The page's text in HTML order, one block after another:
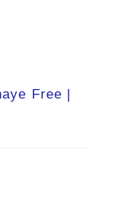
Free |